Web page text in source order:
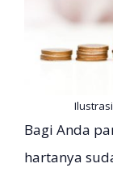
Bagi Anda
hartanya